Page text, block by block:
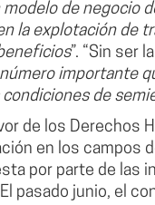
de negocio
la explotación de
”. “Sin ser
importante
de
de los Derechos
en los campos
por parte de las
pasado junio, el